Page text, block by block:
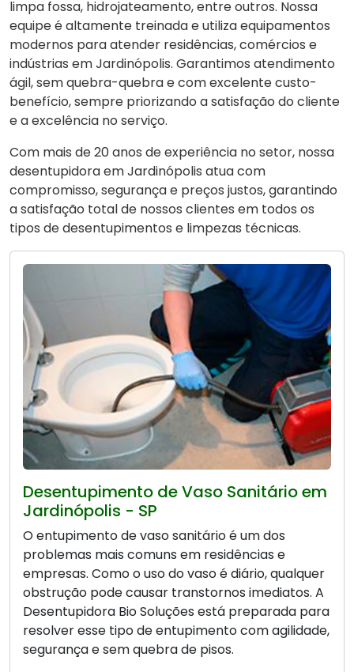
limpa fossa, hidrojateamento, entre outros. Nossa
equipe é altamente treinada e utiliza equipamentos
modernos para atender residências, comércios e
indústrias em Jardinópolis. Garantimos atendimento
ágil, sem quebra-quebra e com excelente custo-
benefício, sempre priorizando a satisfação do cliente
e a excelência no serviço.
Com mais de 20 anos de experiência no setor, nossa
desentupidora em Jardinópolis atua com
compromisso, segurança e preços justos, garantindo
a satisfação total de nossos clientes em todos os
tipos de desentupimentos e limpezas técnicas.
Desentupimento de Vaso Sanitário em
Jardinópolis - SP
O entupimento de vaso sanitário é um dos
problemas mais comuns em residências e
empresas. Como o uso do vaso é diário, qualquer
obstrução pode causar transtornos imediatos. A
Desentupidora Bio Soluções está preparada para
resolver esse tipo de entupimento com agilidade,
segurança e sem quebra de pisos.